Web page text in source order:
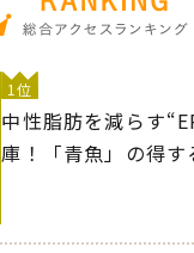
1位
中性脂肪を減らす
庫！「青魚」の得